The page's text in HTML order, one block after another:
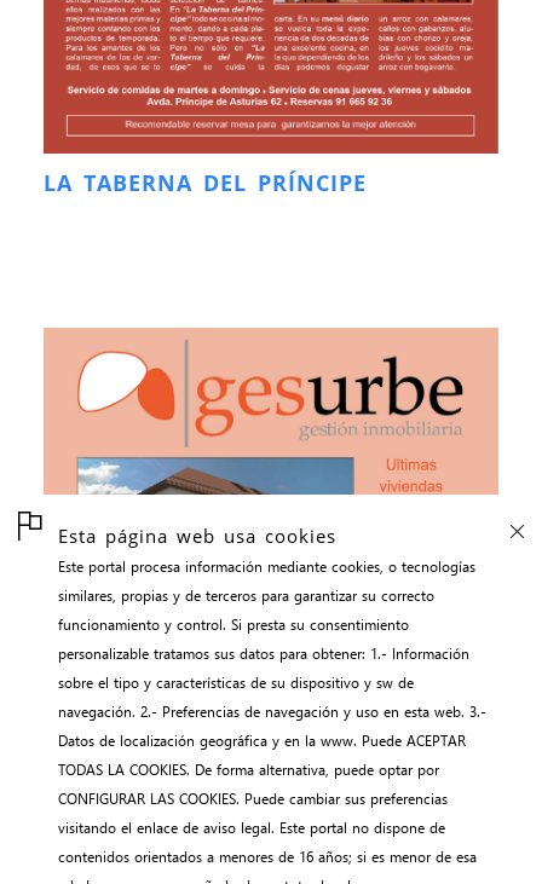
Esta página web usa cookies
Este portal procesa información mediante cookies, o tecnologías
similares, propias y de terceros para garantizar su correcto
funcionamiento y control. Si presta su consentimiento
personalizable tratamos sus datos para obtener: 1.- Información
sobre el tipo y características de su dispositivo y sw de
navegación. 2.- Preferencias de navegación y uso en esta web. 3.-
Datos de localización geográfica y en la www. Puede ACEPTAR
TODAS LA COOKIES. De forma alternativa, puede optar por
CONFIGURAR LAS COOKIES. Puede cambiar sus preferencias
visitando el enlace de aviso legal. Este portal no dispone de
contenidos orientados a menores de 16 años; si es menor de esa
LA TABERNA DEL PRÍNCIPE